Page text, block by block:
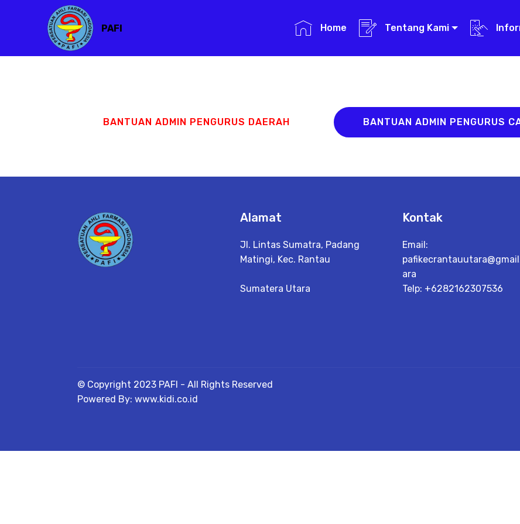
PAFI Home Tentang Kami
BANTUAN ADMIN PENGURUS DAERAH BANTUAN ADMIN PENGURUS
Alamat
Jl. Lintas Sumatra, Padang
Matingi, Kec. Rantau
Sumatera Utara
Kontak
Email:
ara
Telp: +6282162307536
© Copyright 2023 PAFI - All Rights Reserved
Powered By: www.kidi.co.id